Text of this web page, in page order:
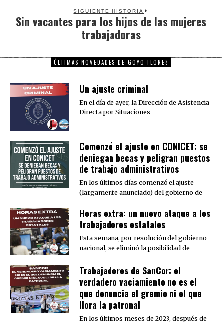
SIGUIENTE HISTORIA
Next
post:
Sin vacantes para los hijos de las mujeres
trabajadoras
ÚLTIMAS NOVEDADES DE GOYO FLORES
Un ajuste criminal
En el día de ayer, la Dirección de Asistencia
Directa por Situaciones
Comenzó el ajuste en CONICET: se
deniegan becas y peligran puestos
de trabajo administrativos
En los últimos días comenzó el ajuste
(largamente anunciado) del gobierno de
Horas extra: un nuevo ataque a los
trabajadores estatales
Esta semana, por resolución del gobierno
nacional, se eliminó la posibilidad de
Trabajadores de SanCor: el
verdadero vaciamiento no es el
que denuncia el gremio ni el que
llora la patronal
En los últimos meses de 2023, después de